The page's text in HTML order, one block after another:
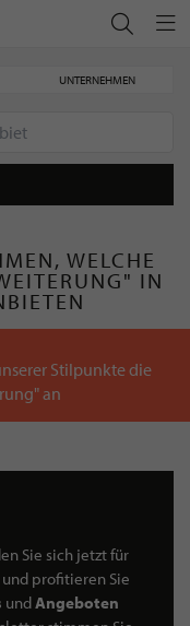
UNTERNEHMEN
WELCHE
IN
Stilpunkte die
an
Sie sich jetzt für
und profitieren Sie
undAngeboten